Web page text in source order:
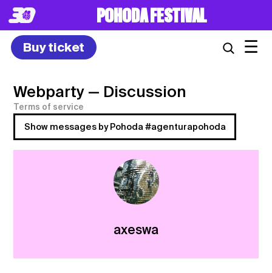
8. – 10.7.2027
Buy ticket ☰
Webparty — Discussion
Terms of service
Show messages by Pohoda #agenturapohoda
axeswa